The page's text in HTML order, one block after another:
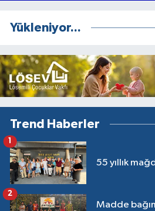
Yükleniyor...
Trend Haberler
55 yıllık
1
Madde
2